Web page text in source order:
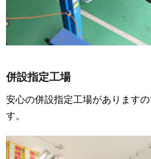
併設指定工場
安心の併設指定工場があります
す。